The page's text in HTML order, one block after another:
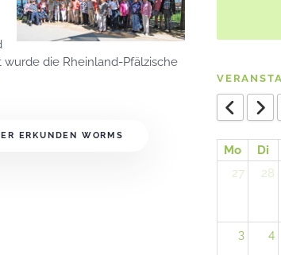
die Rheinland-Pfälzische
ERKUNDEN WORMS
Mo Di
27
28
3 4